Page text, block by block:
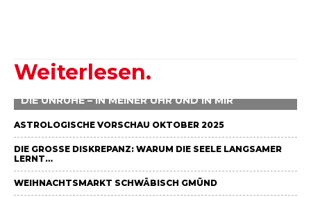
Weiterlesen.
DIE UNRUHE – IN MEINER UHR UND IN MIR
ASTROLOGISCHE VORSCHAU OKTOBER 2025
DIE GROSSE DISKREPANZ: WARUM DIE SEELE LANGSAMER L
ERNT…
WEIHNACHTSMARKT SCHWÄBISCH GMÜND